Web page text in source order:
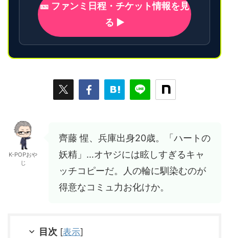
🎫 ファンミ日程・チケット情報を見
る ▶
K-POPおや
じ
齊藤 惺、兵庫出身20歳。「ハートの
妖精」…オヤジには眩しすぎるキャ
ッチコピーだ。人の輪に馴染むのが
得意なコミュ力お化けか。
目次 [表示]